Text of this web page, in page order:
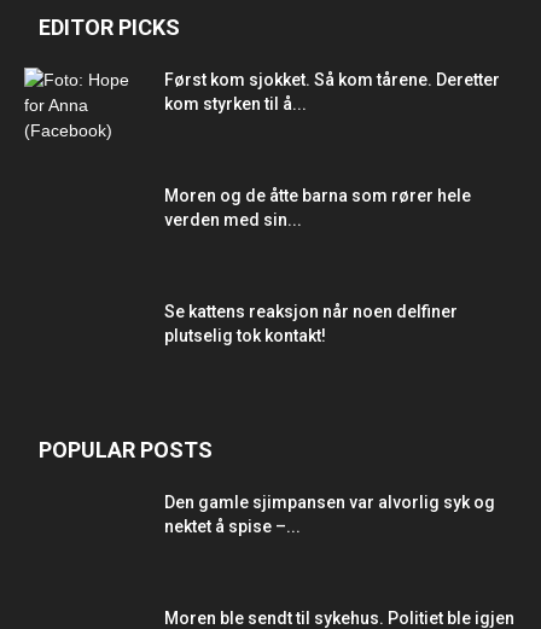
EDITOR PICKS
Først kom sjokket. Så kom tårene. Deretter
kom styrken til å...
Moren og de åtte barna som rører hele
verden med sin...
Se kattens reaksjon når noen delfiner
plutselig tok kontakt!
POPULAR POSTS
Den gamle sjimpansen var alvorlig syk og
nektet å spise –...
Moren ble sendt til sykehus. Politiet ble igjen